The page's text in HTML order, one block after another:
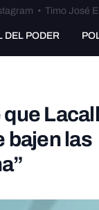
• Timo José
DEL PODER
bajen las